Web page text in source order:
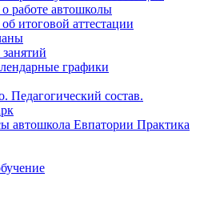
работе автошколы
итоговой аттестации
графики
Педагогический состав.
автошкола Евпатории Практика